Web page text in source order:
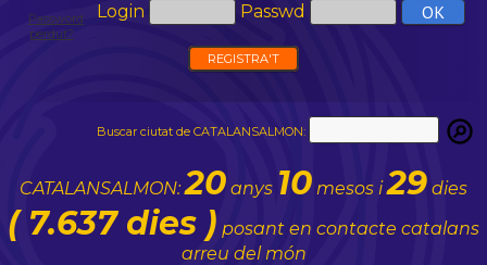
Login Passwd
Password
perdut?
REGISTRA'T
Buscar ciutat de CATALANSALMON:
CATALANSALMON:20 anys 10 mesos i29 dies
( 7.637 dies ) posant en contacte catalans
arreu del món